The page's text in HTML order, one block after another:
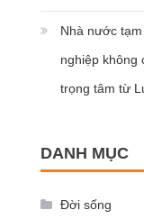
Nhà nước
nghiệp không
trọng tâm từ
DANH MỤC
Đời sống